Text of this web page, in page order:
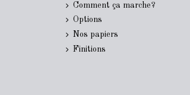
Comment ça marche?
Options
Nos papiers
Finitions